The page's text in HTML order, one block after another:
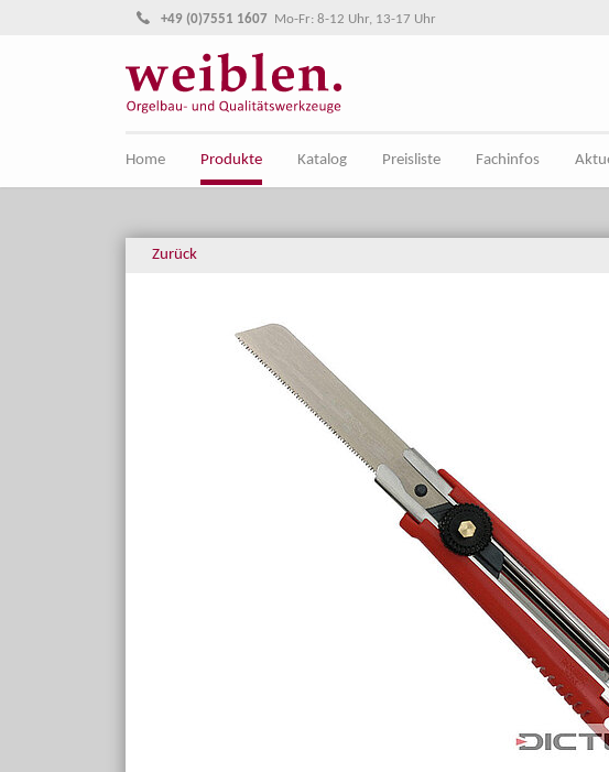
Direkt zur Hauptnavigation springen
Direkt zum Inhalt springen
+49 (0)7551 1607 Mo-Fr: 8-12 Uhr, 13-17 Uhr
Home Produkte Katalog Preisliste Fachinfos
Zurück